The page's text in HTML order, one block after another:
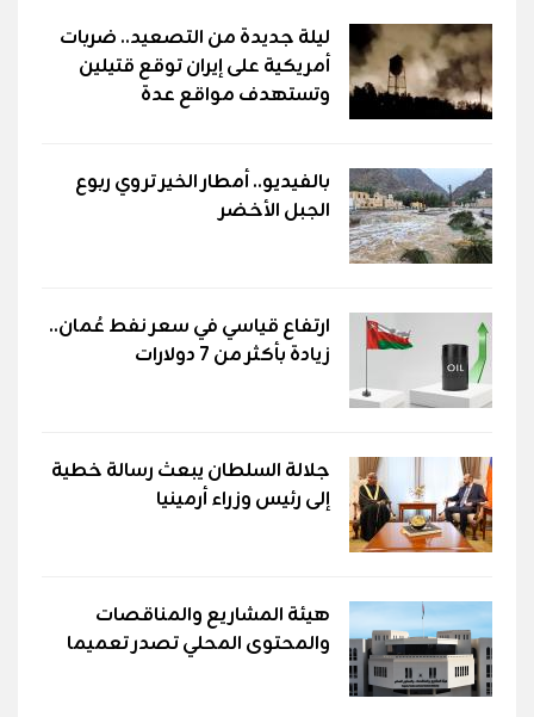
ليلة جديدة من التصعيد.. ضربات
أمريكية على إيران توقع قتيلين
وتستهدف مواقع عدة
بالفيديو.. أمطار الخير تروي ربوع
الجبل الأخضر
ارتفاع قياسي في سعر نفط عُمان..
زيادة بأكثر من 7 دولارات
جلالة السلطان يبعث رسالة خطية
إلى رئيس وزراء أرمينيا
هيئة المشاريع والمناقصات
والمحتوى المحلي تصدر تعميما